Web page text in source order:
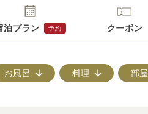
泊プラン 予約 クーポン
お風呂 料理 部屋